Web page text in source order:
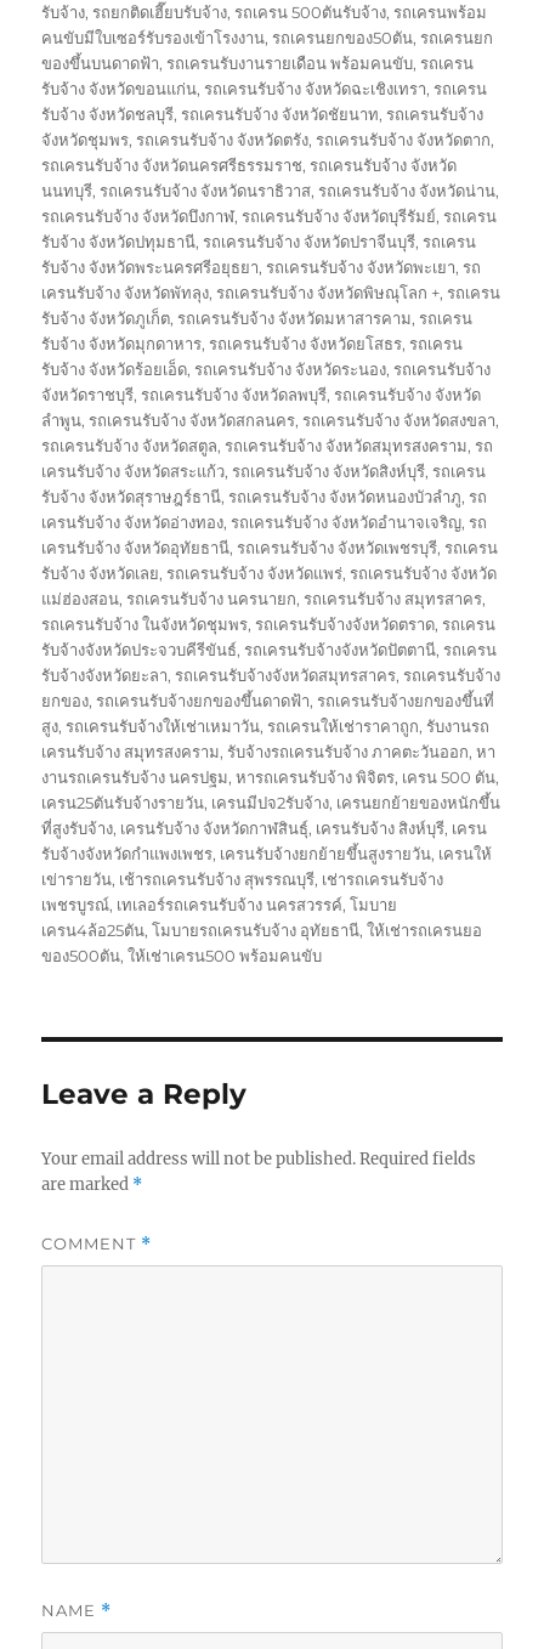
รับจ้าง,รถยกติดเฮี๊ยบรับจ้าง,รถเครน 500ตันรับจ้าง,รถเครนพร้อม
คนขับมีใบเซอร์รับรองเข้าโรงงาน,รถเครนยกของ50ตัน,รถเครนยก
ของขึ้นบนดาดฟ้า,รถเครนรับงานรายเดือน พร้อมคนขับ,รถเครน
รับจ้าง จังหวัดขอนแก่น,รถเครนรับจ้าง จังหวัดฉะเชิงเทรา,รถเครน
รับจ้าง จังหวัดชลบุรี,รถเครนรับจ้าง จังหวัดชัยนาท,รถเครนรับจ้าง
จังหวัดชุมพร,รถเครนรับจ้าง จังหวัดตรัง,รถเครนรับจ้าง จังหวัดตาก,
รถเครนรับจ้าง จังหวัดนครศรีธรรมราช,รถเครนรับจ้าง จังหวัด
นนทบุรี,รถเครนรับจ้าง จังหวัดนราธิวาส,รถเครนรับจ้าง จังหวัดน่าน,
รถเครนรับจ้าง จังหวัดบึงกาฬ,รถเครนรับจ้าง จังหวัดบุรีรัมย์,รถเครน
รับจ้าง จังหวัดปทุมธานี,รถเครนรับจ้าง จังหวัดปราจีนบุรี,รถเครน
รับจ้าง จังหวัดพระนครศรีอยุธยา,รถเครนรับจ้าง จังหวัดพะเยา,รถ
เครนรับจ้าง จังหวัดพัทลุง,รถเครนรับจ้าง จังหวัดพิษณุโลก +,รถเครน
รับจ้าง จังหวัดภูเก็ต,รถเครนรับจ้าง จังหวัดมหาสารคาม,รถเครน
รับจ้าง จังหวัดมุกดาหาร,รถเครนรับจ้าง จังหวัดยโสธร,รถเครน
รับจ้าง จังหวัดร้อยเอ็ด,รถเครนรับจ้าง จังหวัดระนอง,รถเครนรับจ้าง
จังหวัดราชบุรี,รถเครนรับจ้าง จังหวัดลพบุรี,รถเครนรับจ้าง จังหวัด
ลำพูน,รถเครนรับจ้าง จังหวัดสกลนคร,รถเครนรับจ้าง จังหวัดสงขลา,
รถเครนรับจ้าง จังหวัดสตูล,รถเครนรับจ้าง จังหวัดสมุทรสงคราม,รถ
เครนรับจ้าง จังหวัดสระแก้ว,รถเครนรับจ้าง จังหวัดสิงห์บุรี,รถเครน
รับจ้าง จังหวัดสุราษฎร์ธานี,รถเครนรับจ้าง จังหวัดหนองบัวลำภู,รถ
เครนรับจ้าง จังหวัดอ่างทอง,รถเครนรับจ้าง จังหวัดอำนาจเจริญ,รถ
เครนรับจ้าง จังหวัดอุทัยธานี,รถเครนรับจ้าง จังหวัดเพชรบุรี,รถเครน
รับจ้าง จังหวัดเลย,รถเครนรับจ้าง จังหวัดแพร่,รถเครนรับจ้าง จังหวัด
แม่ฮ่องสอน,รถเครนรับจ้าง นครนายก,รถเครนรับจ้าง สมุทรสาคร,
รถเครนรับจ้าง ในจังหวัดชุมพร,รถเครนรับจ้างจังหวัดตราด,รถเครน
รับจ้างจังหวัดประจวบคีรีขันธ์,รถเครนรับจ้างจังหวัดปัตตานี,รถเครน
รับจ้างจังหวัดยะลา,รถเครนรับจ้างจังหวัดสมุทรสาคร,รถเครนรับจ้าง
ยกของ,รถเครนรับจ้างยกของขึ้นดาดฟ้า,รถเครนรับจ้างยกของขึ้นที่
สูง,รถเครนรับจ้างให้เช่าเหมาวัน,รถเครนให้เช่าราคาถูก,รับงานรถ
เครนรับจ้าง สมุทรสงคราม,รับจ้างรถเครนรับจ้าง ภาคตะวันออก,หา
งานรถเครนรับจ้าง นครปฐม,หารถเครนรับจ้าง พิจิตร, เครน 500 ตัน,
เครน25ตันรับจ้างรายวัน, เครนมีปจ2รับจ้าง, เครนยกย้ายของหนักขึ้น
ที่สูงรับจ้าง, เครนรับจ้าง จังหวัดกาฬสินธุ์, เครนรับจ้าง สิงห์บุรี, เครน
รับจ้างจังหวัดกำแพงเพชร, เครนรับจ้างยกย้ายขึ้นสูงรายวัน, เครนให้
เข่ารายวัน, เช้ารถเครนรับจ้าง สุพรรณบุรี, เช่ารถเครนรับจ้าง
เพชรบูรณ์, เทเลอร์รถเครนรับจ้าง นครสวรรค์,โมบาย
เครน4ล้อ25ตัน,โมบายรถเครนรับจ้าง อุทัยธานี,ให้เช่ารถเครนยอ
ของ500ตัน,ให้เช่าเครน500 พร้อมคนขับ
Leave a Reply
Your email address will not be published. Required fields
are marked *
COMMENT *
NAME *